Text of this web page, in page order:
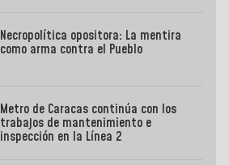
Necropolítica opositora: La mentira
como arma contra el Pueblo
Metro de Caracas continúa con los
trabajos de mantenimiento e
inspección en la Línea 2